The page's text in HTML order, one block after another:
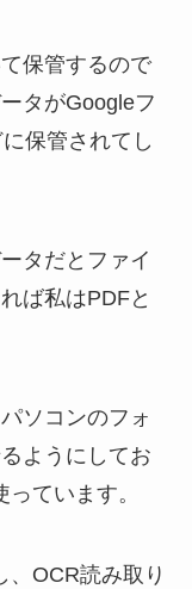
保管するので
タがGoogleフ
保管されてし
タだとファイ
ば私はPDFと
ソコンのフォ
ようにしてお
ています。
、OCR読み取り